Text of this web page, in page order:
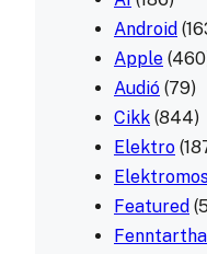
Android
Apple
Audió (79)
Cikk (844)
Elektro
Featured